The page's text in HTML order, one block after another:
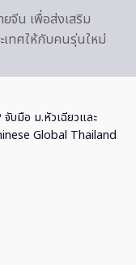
ยจีน เพื่อส่งเสริม
ทศให้กับคนรุ่นใหม่
บมือ ม.หัวเฉียวและ
Global Thailand